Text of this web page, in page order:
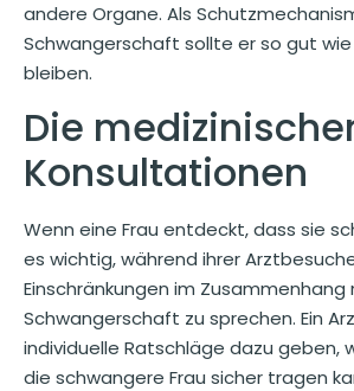
andere Organe. Als
Schwangerschaft sollte er so gut
bleiben.
Die
Konsultationen
Wenn eine Frau entdeckt, dass sie
es wichtig, während ihrer
Einschränkungen im
Schwangerschaft zu sprechen. Ein
individuelle Ratschläge dazu geben,
die schwangere Frau sicher tragen